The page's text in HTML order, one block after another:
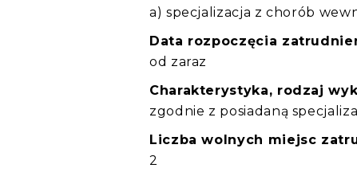
a) specjalizacja z chorób
Data rozpoczęcia
od zaraz
Charakterystyka, rodzaj
zgodnie z posiadaną
Liczba wolnych miejsc
2